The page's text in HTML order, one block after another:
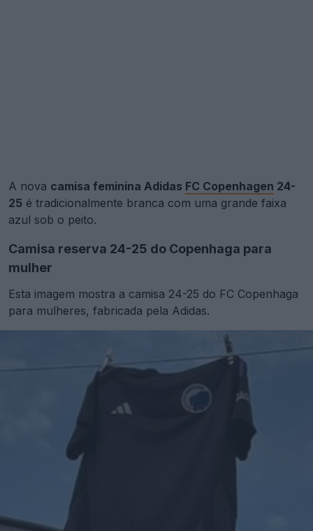
A nova camisa feminina Adidas FC Copenhagen 24-
25 é tradicionalmente branca com uma grande faixa
azul sob o peito.
Camisa reserva 24-25 do Copenhaga para
mulher
Esta imagem mostra a camisa 24-25 do FC Copenhaga
para mulheres, fabricada pela Adidas.